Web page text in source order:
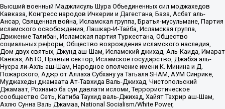
Высший военный Маджлисуль Шура Объединенных сил моджахедов
Кавказа, Конгресс народов Ичкерии и Дагестана, База, Асбат аль-
Ансар, Священная война, Исламская группа, Братья-мусульмане, Партия
исламского освобождения, Лашкар-И-Тайба, Исламская группа,
Движение Талибан, Исламская партия Туркестана, Общество
социальных реформ, Общество возрождения исламского наследия,
Дом двух святых, Джунд аш-Шам, Исламский джихад, Аль-Каида, Имарат
Кавказ, АБТО, Правый сектор, Исламское государство, Джабха аль-
Нусра ли-Ахль аш-Шам, Народное ополчение имени К. Минина и Д.
Пожарского, Аджр от Аллаха Субхану уа Тагьаля SHAM, АУМ Синрике,
Муджахеды джамаата Ат-Тавхида Валь-Джихад, Чистопольский
Джамаат, Рохнамо ба суи давлати исломи, Террористическое
сообщество Сеть, Катиба Таухид валь-Джихад, Хайят Тахрир аш-Шам,
Ахлю Сунна Валь Джамаа, National Socialism/White Power,